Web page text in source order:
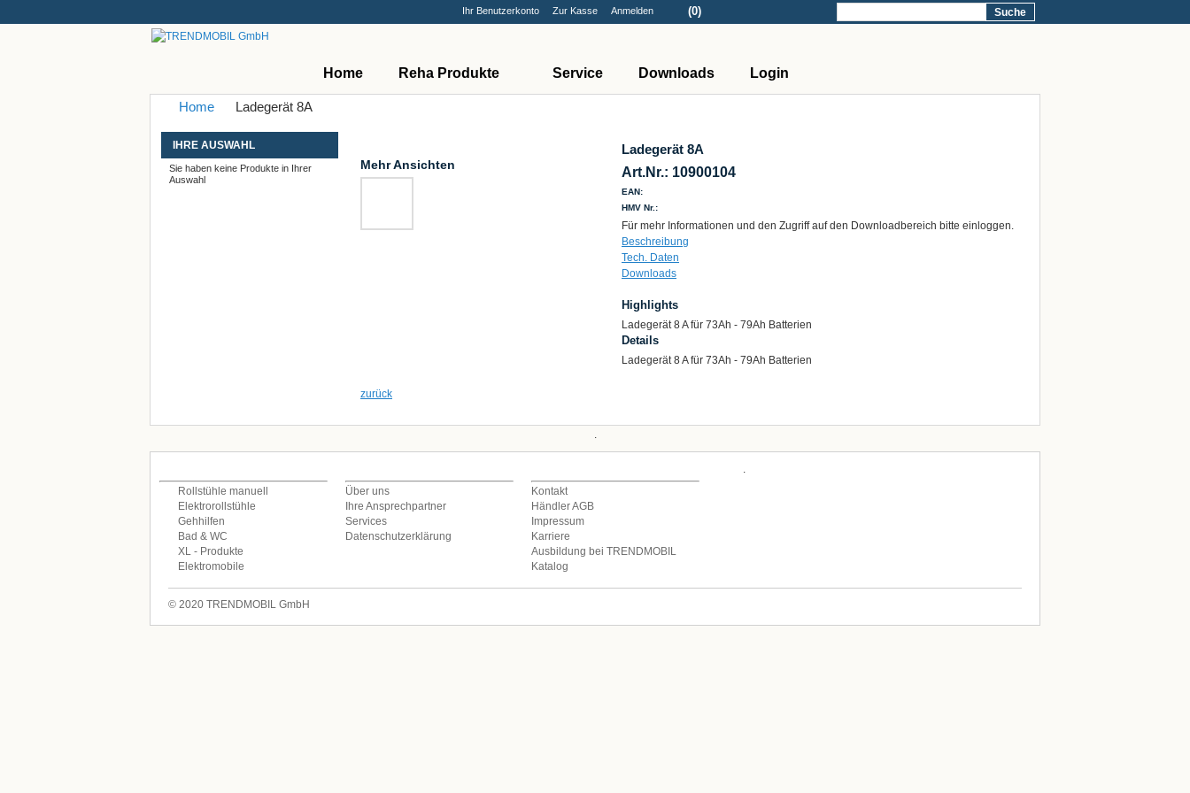
(0)
Ihr Benutzerkonto Zur Kasse Anmelden
Home Reha Produkte Service Downloads Login
Suche
Home Ladegerät 8A
Ladegerät 8A
Art.Nr.: 10900104
EAN:
HMV Nr.:
Für mehr Informationen und den Zugriff auf den Downloadbereich bitte einloggen.
Beschreibung
Tech. Daten
Downloads
Highlights
Ladegerät 8 A für 73Ah - 79Ah Batterien
Details
Ladegerät 8 A für 73Ah - 79Ah Batterien
Mehr Ansichten
zurück
IHRE AUSWAHL
Sie haben keine Produkte in Ihrer
Auswahl
.
Rollstühle manuell
Elektrorollstühle
Gehhilfen
Bad & WC
XL - Produkte
Elektromobile
Über uns
Ihre Ansprechpartner
Services
Datenschutzerklärung
Kontakt
Händler AGB
Impressum
Karriere
Ausbildung bei TRENDMOBIL
Katalog
.
© 2020 TRENDMOBIL GmbH